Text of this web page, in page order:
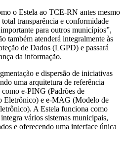
o Estela ao TCE-RN antes mesmo
transparência e conformidade
para outros municípios”,
também atenderá integralmente às
de Dados (LGPD) e passará
da informação.
e dispersão de iniciativas
uma arquitetura de referência
como e-PING (Padrões de
Eletrônico) e e-MAG (Modelo de
A Estela funciona como
vários sistemas municipais,
e oferecendo uma interface única